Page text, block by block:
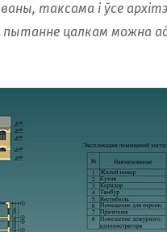
таксама і ўсе
пытанне цалкам можна